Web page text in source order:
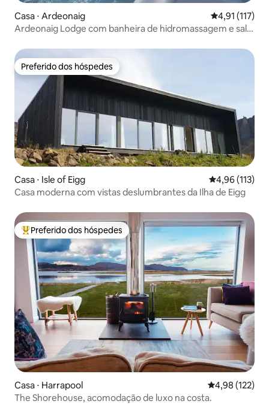
Casa ⋅ Ardeonaig 4,91 de uma
4,91 (117)
Ardeonaig Lodge com banheira de hidromassagem e sala
Preferido dos hóspedes
Preferido dos hóspedes
Casa ⋅ Isle of Eigg 4,96 de uma
4,96 (113)
Casa moderna com vistas deslumbrantes da Ilha de Eigg
Entre os melhores preferidos dos hóspedes
Preferido dos hóspedes
Casa ⋅ Harrapool 4,98 de uma
4,98 (122)
The Shorehouse, acomodação de luxo na costa.